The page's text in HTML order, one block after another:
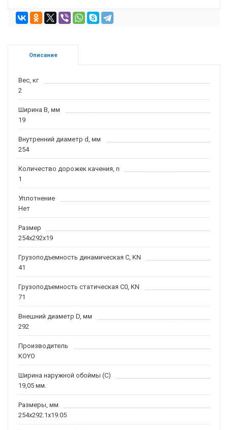
Описание
Вес, кг
2
Ширина B, мм
19
Внутренний диаметр d, мм
254
Количество дорожек качения, n
1
Уплотнение
Нет
Размер
254x292x19
Грузоподъемность динамическая C, KN
41
Грузоподъемность статическая C0, KN
71
Внешний диаметр D, мм
292
Производитель
KOYO
Ширина наружной обоймы (C)
19,05 мм.
Размеры, мм
254x292.1x19.05